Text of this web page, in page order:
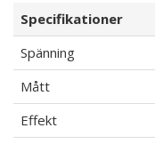
Specifikationer
Spänning
Mått
Effekt